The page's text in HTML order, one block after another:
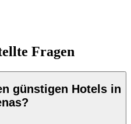
Fragen
günstigen Hotels in